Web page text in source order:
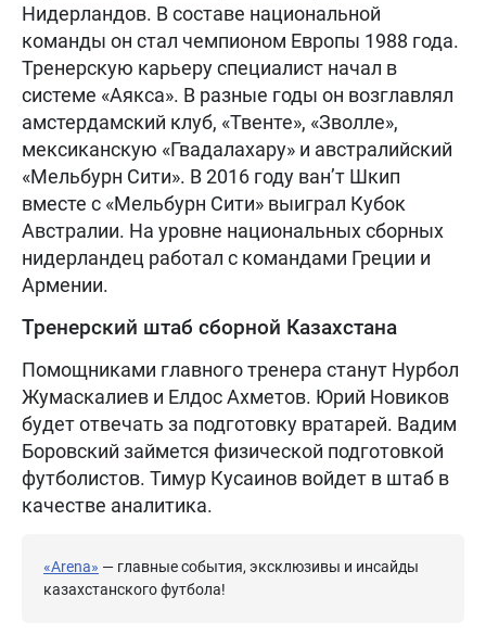
Нидерландов. В составе национальной
команды он стал чемпионом Европы 1988 года.
Тренерскую карьеру специалист начал в
системе «Аякса». В разные годы он возглавлял
амстердамский клуб, «Твенте», «Зволле»,
мексиканскую «Гвадалахару» и австралийский
«Мельбурн Сити». В 2016 году ван’т Шкип
вместе с «Мельбурн Сити» выиграл Кубок
Австралии. На уровне национальных сборных
нидерландец работал с командами Греции и
Армении.
Тренерский штаб сборной Казахстана
Помощниками главного тренера станут Нурбол
Жумаскалиев и Елдос Ахметов. Юрий Новиков
будет отвечать за подготовку вратарей. Вадим
Боровский займется физической подготовкой
футболистов. Тимур Кусаинов войдет в штаб в
качестве аналитика.
«Arena» — главные события, эксклюзивы и инсайды
казахстанского футбола!